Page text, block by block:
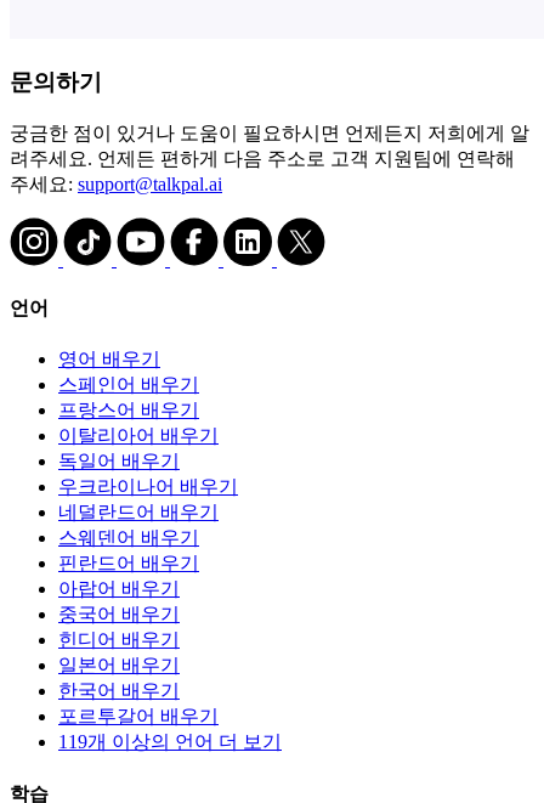
문의하기
궁금한 점이 있거나 도움이 필요하시면 언제든지 저희에게 알
려주세요. 언제든 편하게 다음 주소로 고객 지원팀에 연락해
주세요: support@talkpal.ai
언어
영어 배우기
스페인어 배우기
프랑스어 배우기
이탈리아어 배우기
독일어 배우기
우크라이나어 배우기
네덜란드어 배우기
스웨덴어 배우기
핀란드어 배우기
아랍어 배우기
중국어 배우기
힌디어 배우기
일본어 배우기
한국어 배우기
포르투갈어 배우기
119개 이상의 언어 더 보기
학습